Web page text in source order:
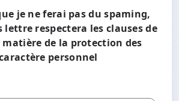
je ne ferai pas du spaming,
lettre respectera les clauses de
matière de la protection des
personnel